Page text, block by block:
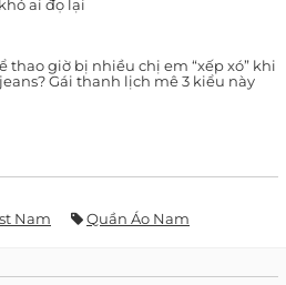
ai đọ lại
thao giờ bị nhiều chị em “xếp xó” khi
Gái thanh lịch mê 3 kiểu này
Nam Quần Áo Nam